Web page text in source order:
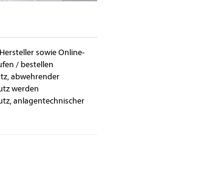
sowie Online-
/ bestellen
abwehrender
werden
anlagentechnischer